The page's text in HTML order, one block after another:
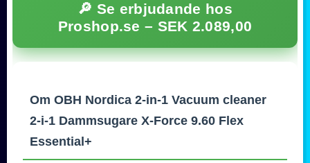
🔎 Se erbjudande hos
Proshop.se – SEK 2.089,00
Om OBH Nordica 2-in-1 Vacuum cleaner
2-i-1 Dammsugare X-Force 9.60 Flex
Essential+